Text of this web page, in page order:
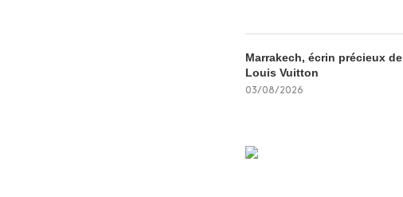
Marrakech, écrin précieux de
Louis Vuitton
03/08/2026